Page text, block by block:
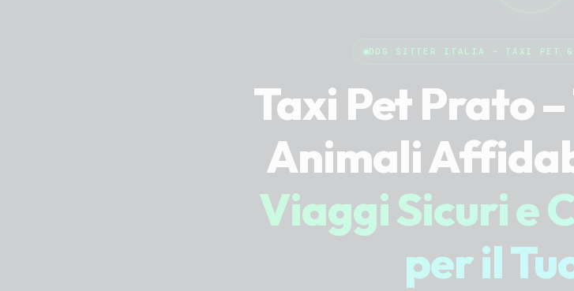
DOG SITTER ITALIA - TAXI PET &
Taxi Pet Prato
Animali
Viaggi Sicuri e
per il